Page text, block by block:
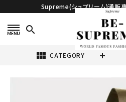
Supreme(シュプリーム)通
search
view_module CATEGORY